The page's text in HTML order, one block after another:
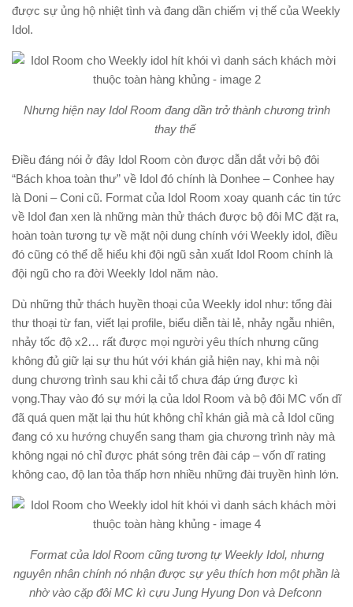
được sự ủng hộ nhiệt tình và đang dần chiếm vị thế của Weekly
Idol.
Nhưng hiện nay Idol Room đang dần trở thành chương trình
thay thế
Điều đáng nói ở đây Idol Room còn được dẫn dắt vởi bộ đôi
“Bách khoa toàn thư” về Idol đó chính là Donhee – Conhee hay
là Doni – Coni cũ. Format của Idol Room xoay quanh các tin tức
về Idol đan xen là những màn thử thách được bộ đôi MC đặt ra,
hoàn toàn tương tự về mặt nội dung chính với Weekly idol, điều
đó cũng có thể dễ hiểu khi đội ngũ sản xuất Idol Room chính là
đội ngũ cho ra đời Weekly Idol năm nào.
Dù những thử thách huyền thoại của Weekly idol như: tổng đài
thư thoại từ fan, viết lại profile, biểu diễn tài lẻ, nhảy ngẫu nhiên,
nhảy tốc độ x2… rất được mọi người yêu thích nhưng cũng
không đủ giữ lại sự thu hút với khán giả hiện nay, khi mà nội
dung chương trình sau khi cải tổ chưa đáp ứng được kì
vọng.Thay vào đó sự mới lạ của Idol Room và bộ đôi MC vốn dĩ
đã quá quen mặt lại thu hút không chỉ khán giả mà cả Idol cũng
đang có xu hướng chuyển sang tham gia chương trình này mà
không ngại nó chỉ được phát sóng trên đài cáp – vốn dĩ rating
không cao, độ lan tỏa thấp hơn nhiều những đài truyền hình lớn.
Format của Idol Room cũng tương tự Weekly Idol, nhưng
nguyên nhân chính nó nhận được sự yêu thích hơn một phần là
nhờ vào cặp đôi MC kì cựu Jung Hyung Don và Defconn